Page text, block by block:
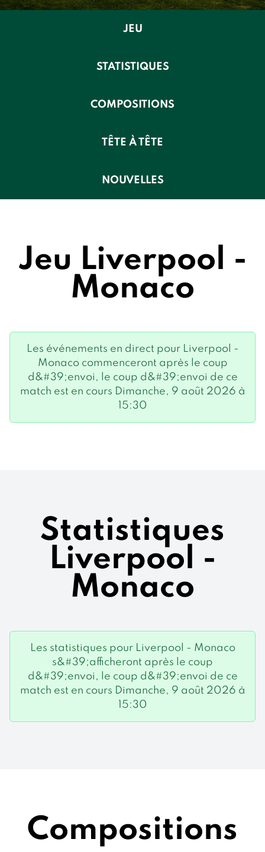
JEU
STATISTIQUES
COMPOSITIONS
TÊTE À TÊTE
NOUVELLES
Jeu Liverpool -
Monaco
Les événements en direct pour Liverpool -
Monaco commenceront après le coup
d&#39;envoi, le coup d&#39;envoi de ce
match est en cours Dimanche, 9 août 2026 à
15:30
Statistiques
Liverpool -
Monaco
Les statistiques pour Liverpool - Monaco
s&#39;afficheront après le coup
d&#39;envoi, le coup d&#39;envoi de ce
match est en cours Dimanche, 9 août 2026 à
15:30
Compositions